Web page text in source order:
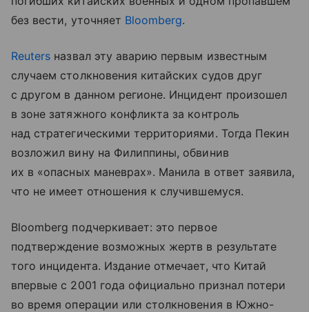
без вести, уточняет Bloomberg.
Reuters назвал эту аварию первым известным
случаем столкновения китайских судов друг
с другом в данном регионе. Инцидент произошел
в зоне затяжного конфликта за контроль
над стратегическими территориями. Тогда Пекин
возложил вину на Филиппины, обвинив
их в «опасных маневрах». Манила в ответ заявила,
что не имеет отношения к случившемуся.
Bloomberg подчеркивает: это первое
подтверждение возможных жертв в результате
того инцидента. Издание отмечает, что Китай
впервые с 2001 года официально признал потери
во время операции или столкновения в Южно-